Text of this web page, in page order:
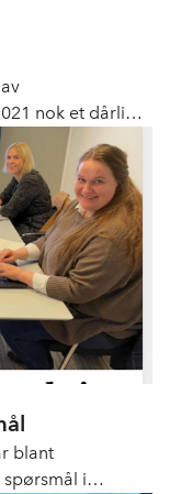
nok et dårlig
viser at Nord-
utvikling enn
både i
medfører stor
er derfor behov
meldinga fra
blant
i